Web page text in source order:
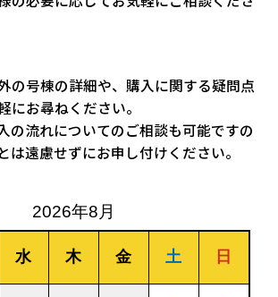
の号棟の詳細や、購入に関する疑問点
にお尋ねください。
の流れについてのご相談も可能ですの
は遠慮せずにお申し付けください。
2026年8月
水 木 金 土 日